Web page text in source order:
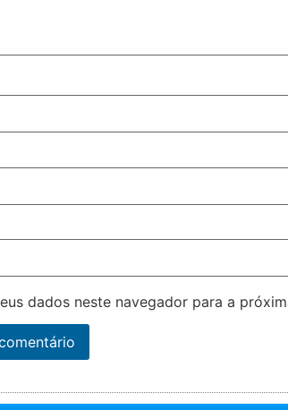
dados neste navegador para a